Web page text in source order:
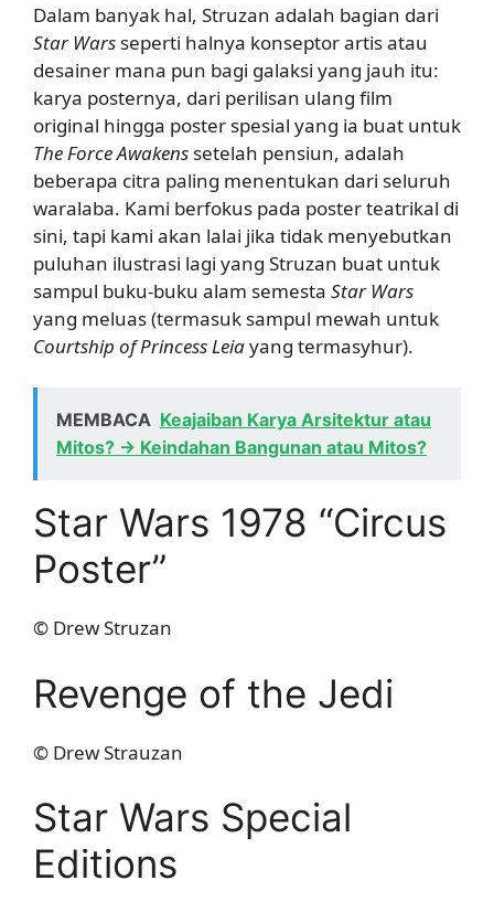
Dalam banyak hal, Struzan adalah bagian dari
Star Wars seperti halnya konseptor artis atau
desainer mana pun bagi galaksi yang jauh itu:
karya posternya, dari perilisan ulang film
original hingga poster spesial yang ia buat untuk
The Force Awakens setelah pensiun, adalah
beberapa citra paling menentukan dari seluruh
waralaba. Kami berfokus pada poster teatrikal di
sini, tapi kami akan lalai jika tidak menyebutkan
puluhan ilustrasi lagi yang Struzan buat untuk
sampul buku-buku alam semesta Star Wars
yang meluas (termasuk sampul mewah untuk
Courtship of Princess Leiayang termasyhur).
MEMBACA Keajaiban Karya Arsitektur atau
Mitos? -> Keindahan Bangunan atau Mitos?
Star Wars 1978 “Circus
Poster”
© Drew Struzan
Revenge of the Jedi
© Drew Strauzan
Star Wars Special
Editions